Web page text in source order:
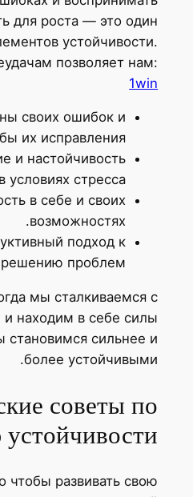
для роста — это один
устойчивости.
позволяет нам:
1win
своих ошибок и
их исправления.
и настойчивость
в условиях стресса.
в себе и своих
возможностях.
подход к
решению проблем.
мы сталкиваемся с
и находим в себе силы
становимся сильнее и
более устойчивыми.
советы по
чтобы развивать свою